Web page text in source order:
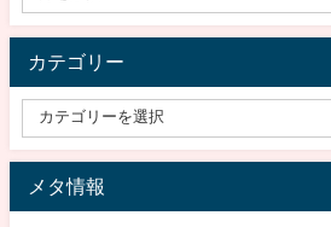
カテゴリー
メタ情報